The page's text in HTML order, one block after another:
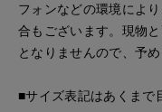
フォンなどの環境によ
合もございます。現物
となりませんので、予め
■サイズ表記はあくまで